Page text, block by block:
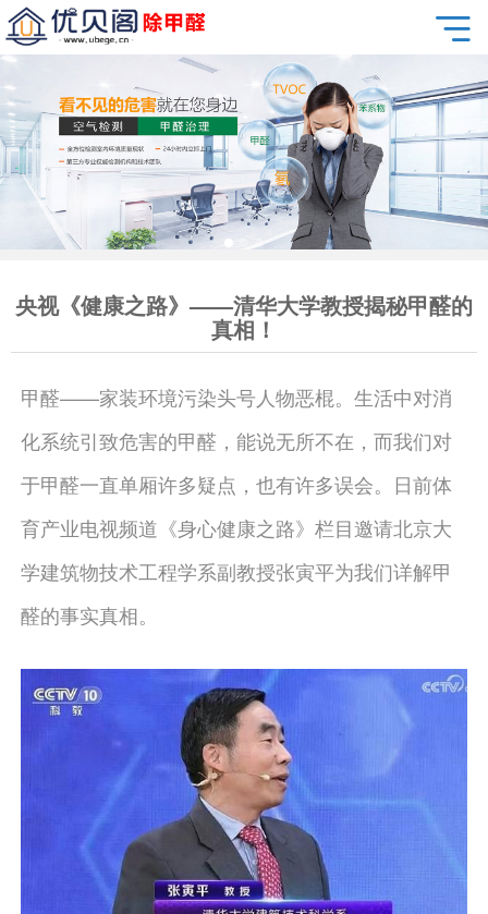
央视《健康之路》——清华大学教授揭秘甲醛的
真相！
甲醛——家装环境污染头号人物恶棍。生活中对消
化系统引致危害的甲醛，能说无所不在，而我们对
于甲醛一直单厢许多疑点，也有许多误会。日前体
育产业电视频道《身心健康之路》栏目邀请北京大
学建筑物技术工程学系副教授张寅平为我们详解甲
醛的事实真相。